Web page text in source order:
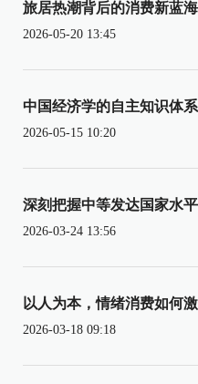
旅居热潮背后的消费新蓝海
2026-05-20 13:45
中国经济学的自主知识体
2026-05-15 10:20
深刻把握中等发达国家水
2026-03-24 13:56
以人为本，情绪消费如何
2026-03-18 09:18